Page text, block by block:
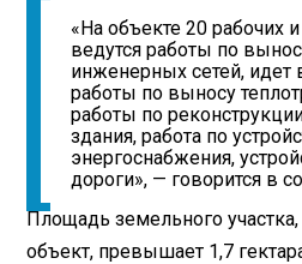
«На объекте 20 рабочих
ведутся работы по
инженерных сетей,
работы по выносу
работы по
здания, работа по
энергоснабжения,
дороги», — говорится в
Площадь земельного
объект, превышает 1,7